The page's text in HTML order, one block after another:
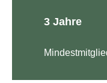
3 Jahre